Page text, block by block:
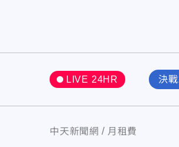
LIVE 24HR 決
中天新聞網 月租費